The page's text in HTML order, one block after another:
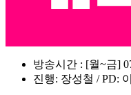
방송시간 : [월~금]
진행: 장성철 / PD: